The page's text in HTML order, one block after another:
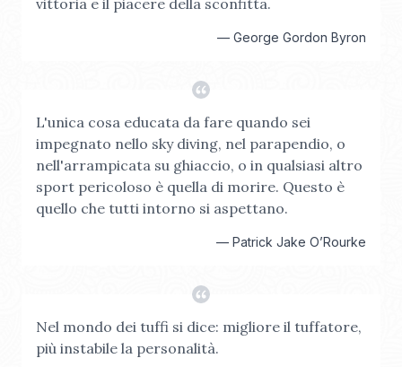
vittoria e il piacere della sconfitta.
— George Gordon Byron
L'unica cosa educata da fare quando sei
impegnato nello sky diving, nel parapendio, o
nell'arrampicata su ghiaccio, o in qualsiasi altro
sport pericoloso è quella di morire. Questo è
quello che tutti intorno si aspettano.
— Patrick Jake O’Rourke
Nel mondo dei tuffi si dice: migliore il tuffatore,
più instabile la personalità.